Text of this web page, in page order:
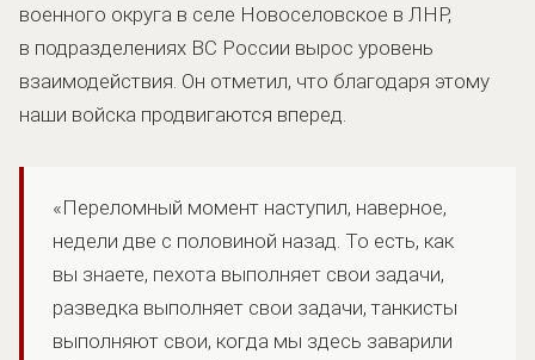
военного округа в селе Новоселовское в ЛНР,
в подразделениях ВС России вырос уровень
взаимодействия. Он отметил, что благодаря этому
наши войска продвигаются вперед.
«Переломный момент наступил, наверное,
недели две с половиной назад. То есть, как
вы знаете, пехота выполняет свои задачи,
разведка выполняет свои задачи, танкисты
выполняют свои, когда мы здесь заварили